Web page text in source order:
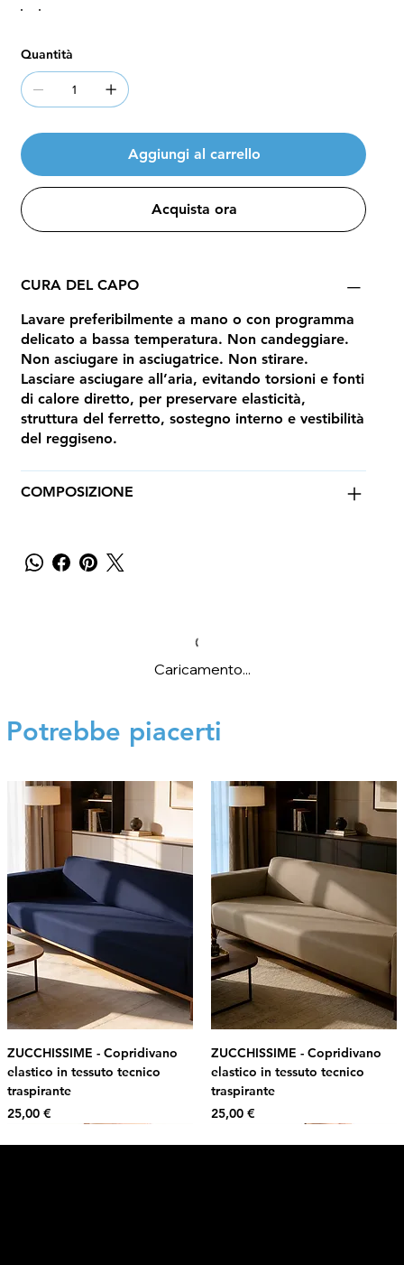
Quantità
Aggiungi al carrello
Acquista ora
CURA DEL CAPO
Lavare preferibilmente a mano o con programma
delicato a bassa temperatura. Non candeggiare.
Non asciugare in asciugatrice. Non stirare.
Lasciare asciugare all’aria, evitando torsioni e fonti
di calore diretto, per preservare elasticità,
struttura del ferretto, sostegno interno e vestibilità
del reggiseno.
COMPOSIZIONE
Caricamento...
Potrebbe piacerti
ZUCCHISSIME - Copridivano
elastico in tessuto tecnico
traspirante
Prezzo
25,00 €
ZUCCHISSIME - Copridivano
elastico in tessuto tecnico
traspirante
Prezzo
25,00 €